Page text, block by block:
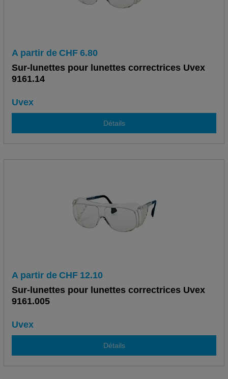
A partir de CHF 6.80
Sur-lunettes pour lunettes correctrices Uvex
9161.14
Uvex
Détails
A partir de CHF 12.10
Sur-lunettes pour lunettes correctrices Uvex
9161.005
Uvex
Détails